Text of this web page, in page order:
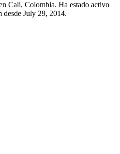
Cali, Colombia. Ha estado activo
desde July 29, 2014.